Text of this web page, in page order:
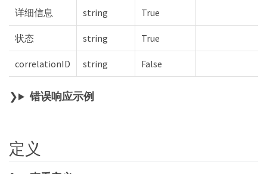
详细信息 string True
状态 string True
correlationID string False
错误响应示例
定义